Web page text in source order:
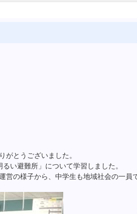
がとうございました。
い避難所」について学習しました。
の様子から、中学生も地域社会の一員